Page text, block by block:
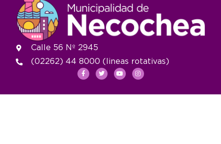
Calle 56 Nº 2945
(02262) 44 8000 (lineas rotativas)